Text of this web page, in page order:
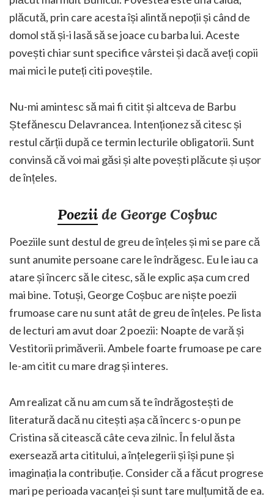
plăcută, prin care acesta își alintă nepoții și când de
domol stă și-i lasă să se joace cu barba lui. Aceste
povești chiar sunt specifice vârstei și dacă aveți copii
mai mici le puteți citi poveștile.
Nu-mi amintesc să mai fi citit și altceva de Barbu
Ștefănescu Delavrancea. Intenționez să citesc și
restul cărții după ce termin lecturile obligatorii. Sunt
convinsă că voi mai găsi și alte povești plăcute și ușor
de înțeles.
Poeziide George Coșbuc
Poeziile sunt destul de greu de înțeles și mi se pare că
sunt anumite persoane care le îndrăgesc. Eu le iau ca
atare și încerc să le citesc, să le explic așa cum cred
mai bine. Totuși, George Coșbuc are niște poezii
frumoase care nu sunt atât de greu de înțeles. Pe lista
de lecturi am avut doar 2 poezii: Noapte de vară și
Vestitorii primăverii. Ambele foarte frumoase pe care
le-am citit cu mare drag și interes.
Am realizat că nu am cum să te îndrăgostești de
literatură dacă nu citești așa că încerc s-o pun pe
Cristina să citească câte ceva zilnic. În felul ăsta
exersează arta cititului, a înțelegerii și își pune și
imaginația la contribuție. Consider că a făcut progrese
mari pe perioada vacanței și sunt tare mulțumită de ea.